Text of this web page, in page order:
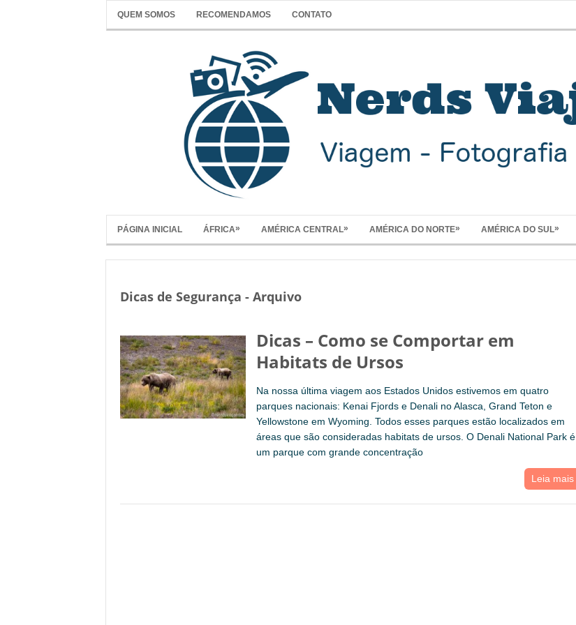
QUEM SOMOS RECOMENDAMOS CONTATO
PÁGINA INICIAL ÁFRICA» AMÉRICA CENTRAL» AMÉRICA DO NORTE» AMÉRICA DO SUL»
Dicas de Segurança - Arquivo
Dicas – Como se Comportar em
Habitats de Ursos
Na nossa última viagem aos Estados Unidos estivemos em quatro
parques nacionais: Kenai Fjords e Denali no Alasca, Grand Teton e
Yellowstone em Wyoming. Todos esses parques estão localizados em
áreas que são consideradas habitats de ursos. O Denali National Park é
um parque com grande concentração
Leia mais